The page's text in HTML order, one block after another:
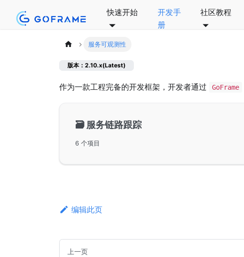
快速开始
开发手
册
社区教程
服务可观测性
版本：2.10.x(Latest)
作为一款工程完备的开发框架，开发者通过 GoFrame
🗃️ 服务链路跟踪
6 个项目
编辑此页
上一页